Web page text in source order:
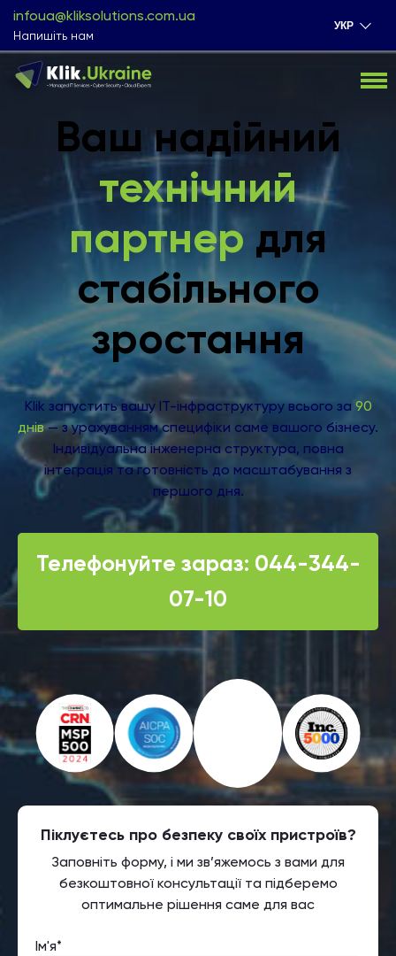
infoua@kliksolutions.com.ua
Напишіть нам
УКР
Ваш надійний
технічний
партнер для
стабільного
зростання
Klik запустить вашу ІТ-інфраструктуру всього за 90
днів— з урахуванням специфіки саме вашого бізнесу.
Індивідуальна інженерна структура, повна
інтеграція та готовність до масштабування з
першого дня.
Телефонуйте зараз: 044-344-
07-10
Піклуєтесь про безпеку своїх пристроїв?
Заповніть форму, і ми зв’яжемось з вами для
безкоштовної консультації та підберемо
оптимальне рішення саме для вас
Ім'я*